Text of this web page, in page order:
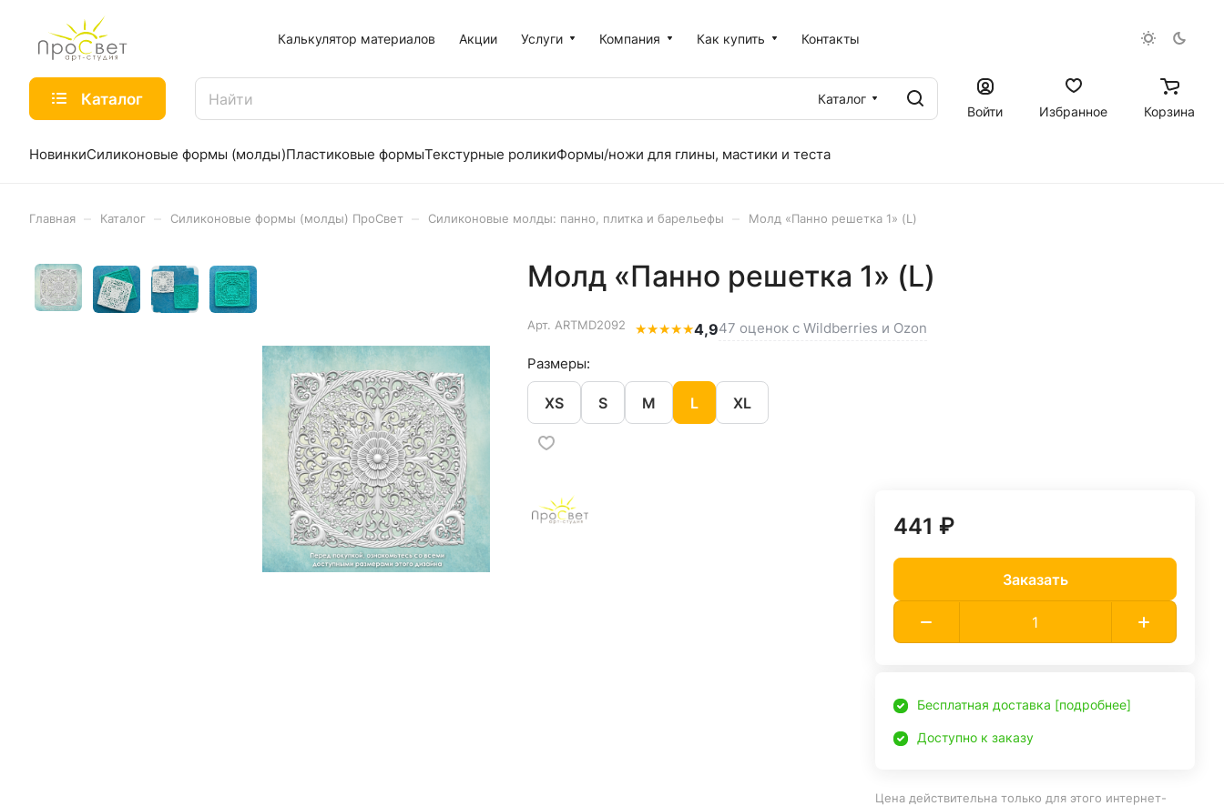
Калькулятор материалов Акции Услуги Компания Как купить Контакты
Каталог
Каталог
Войти
Избранное Корзина
НовинкиСиликоновые формы (молды)Пластиковые формыТекстурные роликиФормы/ножи для глины, мастики и теста
Главная Каталог Силиконовые формы (молды) ПроСвет Силиконовые молды: панно, плитка и барельефы Молд «Панно решетка 1» (L)
Молд «Панно решетка 1» (L)
Арт. ARTMD2092 ★★★★★4,947 оценок с Wildberries и Ozon
Размеры:
XS S M L XL
441 ₽
Заказать
Бесплатная доставка [подробнее]
Доступно к заказу
Цена действительна только для этого интернет-